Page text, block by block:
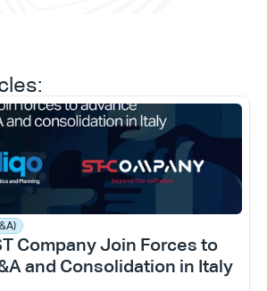
Company Join Forces to
and Consolidation in Italy